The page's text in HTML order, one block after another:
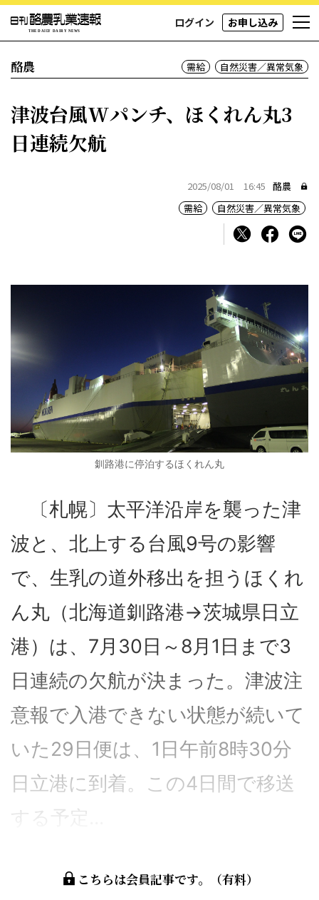
ログイン お申し込み
酪農 需給 自然災害／異常気象
津波台風Wパンチ、ほくれん丸3
日連続欠航
2025/08/01 16:45 酪農
需給
自然災害／異常気象
釧路港に停泊するほくれん丸
〔札幌〕太平洋沿岸を襲った津
波と、北上する台風9号の影響
で、生乳の道外移出を担うほくれ
ん丸（北海道釧路港→茨城県日立
港）は、7月30日～8月1日まで3
日連続の欠航が決まった。津波注
意報で入港できない状態が続いて
いた29日便は、1日午前8時30分
日立港に到着。この4日間で移送
する予定...
こちらは会員記事です。（有料）